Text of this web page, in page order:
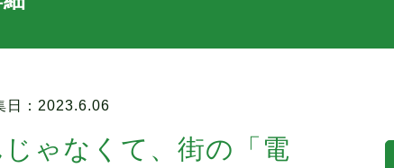
日：2023.6.06
ゃなくて、街の「電